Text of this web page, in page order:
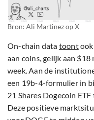
Bron: Ali Martinez op X
On-chain data toontook
aan coins, gelijk aan
week. Aan de
een 19b-4-formulier in
21 Shares Dogecoin
Deze positieve